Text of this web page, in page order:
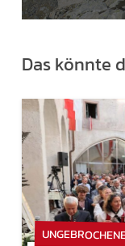
Das könnte